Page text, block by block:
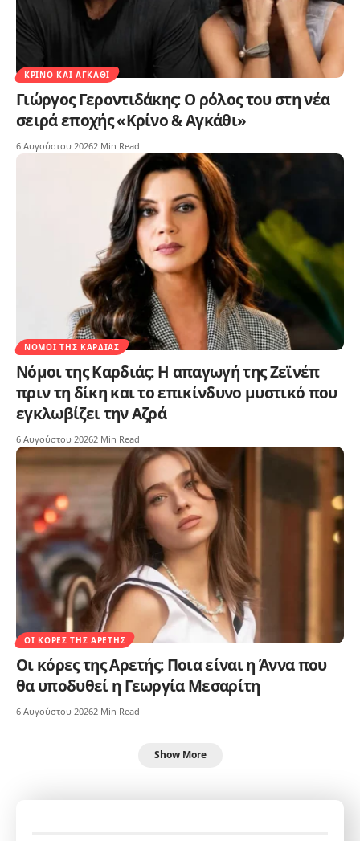
ΚΡΊΝΟ ΚΑΙ ΑΓΚΆΘΙ
Γιώργος Γεροντιδάκης: Ο ρόλος του στη νέα
σειρά εποχής «Κρίνο & Αγκάθι»
6 Αυγούστου 20262 Min Read
ΝΌΜΟΙ ΤΗΣ ΚΑΡΔΙΆΣ
Νόμοι της Καρδιάς: Η απαγωγή της Ζεϊνέπ
πριν τη δίκη και το επικίνδυνο μυστικό που
εγκλωβίζει την Αζρά
6 Αυγούστου 20262 Min Read
ΟΙ ΚΌΡΕΣ ΤΗΣ ΑΡΕΤΉΣ
Οι κόρες της Αρετής: Ποια είναι η Άννα που
θα υποδυθεί η Γεωργία Μεσαρίτη
6 Αυγούστου 20262 Min Read
Show More